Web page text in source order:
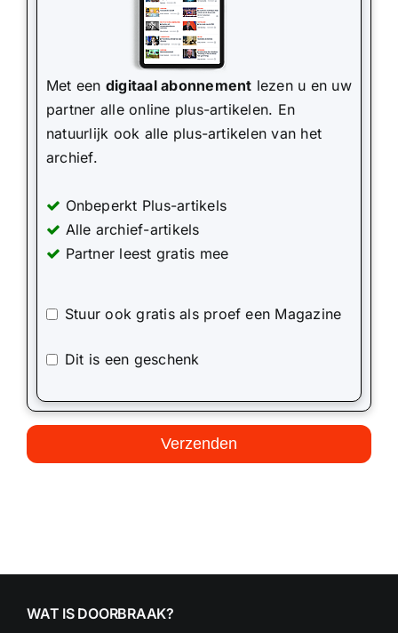
Met een digitaal abonnement lezen u en uw
partner alle online plus-artikelen. En
natuurlijk ook alle plus-artikelen van het
archief.
Onbeperkt Plus-artikels
Alle archief-artikels
Partner leest gratis mee
Stuur ook gratis als proef een Magazine
Dit is een geschenk
Verzenden
blank
WAT IS DOORBRAAK?